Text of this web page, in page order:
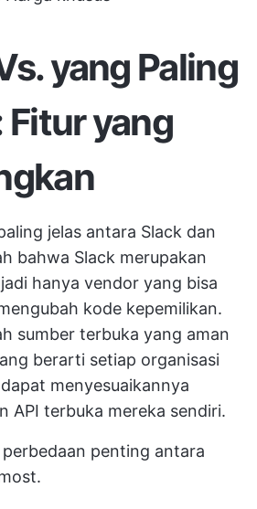
yang Paling
yang
jelas antara Slack dan
bahwa Slack merupakan
hanya vendor yang bisa
kode kepemilikan.
sumber terbuka yang aman
berarti setiap organisasi
menyesuaikannya
API terbuka mereka sendiri.
penting antara